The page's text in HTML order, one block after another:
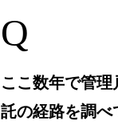
Q
ここ数年で管
託の経路を調